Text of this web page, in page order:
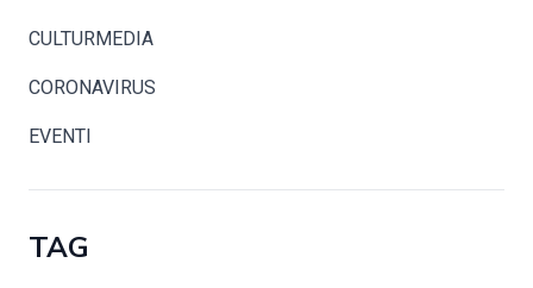
CULTURMEDIA
CORONAVIRUS
EVENTI
TAG